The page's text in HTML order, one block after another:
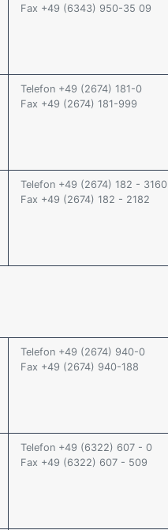
Fax +49 (6343) 950-35 09
Telefon +49 (2674) 181-0
Fax +49 (2674) 181-999
Telefon +49 (2674) 182 - 3160
Fax +49 (2674) 182 - 2182
Telefon +49 (2674) 940-0
Fax +49 (2674) 940-188
Telefon +49 (6322) 607 - 0
Fax +49 (6322) 607 - 509